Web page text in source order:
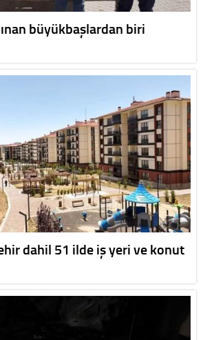
büyükbaşlardan biri
dahil 51 ilde iş yeri ve konut